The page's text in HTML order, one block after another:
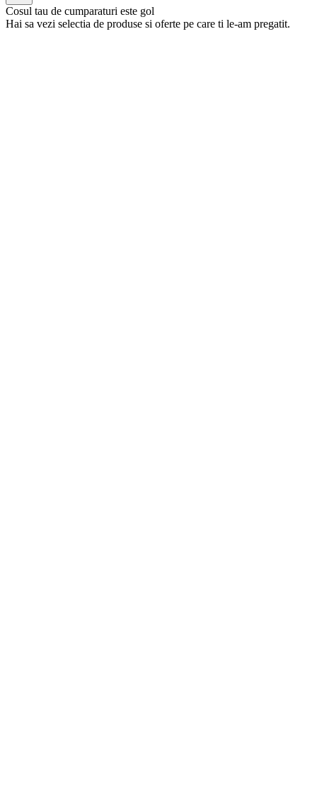
Cosul tau de cumparaturi este gol
Hai sa vezi selectia de produse si oferte pe care ti le-am pregatit.